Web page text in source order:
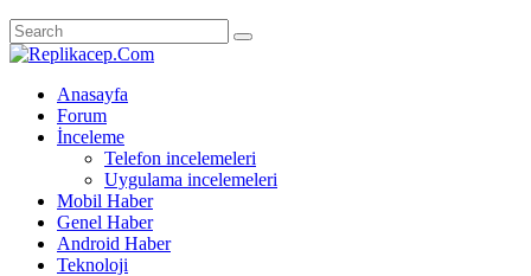
Anasayfa
Forum
İnceleme
Telefon incelemeleri
Uygulama incelemeleri
Mobil Haber
Genel Haber
Android Haber
Teknoloji